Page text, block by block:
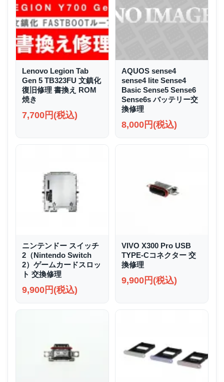
Lenovo Legion Tab
Gen 5 TB323FU 文鎮化
復旧修理 書換え ROM
焼き
7,700円(税込)
AQUOS sense4
sense4 lite Sense4
Basic Sense5 Sense6
Sense6s バッテリー交
換修理
8,000円(税込)
ニンテンドー スイッチ
2（Nintendo Switch
2）ゲームカードスロッ
ト 交換修理
9,900円(税込)
VIVO X300 Pro USB
TYPE-Cコネクター 交
換修理
9,900円(税込)